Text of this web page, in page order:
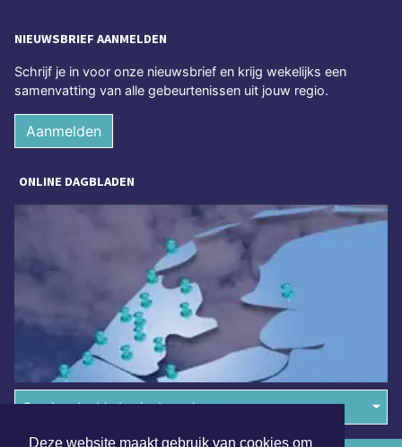
Deze website maakt gebruik van cookies om
NIEUWSBRIEF AANMELDEN
Schrijf je in voor onze nieuwsbrief en krijg wekelijks een
samenvatting van alle gebeurtenissen uit jouw regio.
Aanmelden
ONLINE DAGBLADEN
Overige dagbladen in de regio